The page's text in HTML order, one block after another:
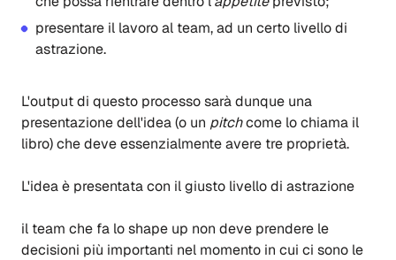
presentare il lavoro al team, ad un certo livello di
astrazione.
L'output di questo processo sarà dunque una
presentazione dell'idea (o un pitchcome lo chiama il
libro) che deve essenzialmente avere tre proprietà.
L'idea è presentata con il giusto livello di astrazione
il team che fa lo shape up non deve prendere le
decisioni più importanti nel momento in cui ci sono le